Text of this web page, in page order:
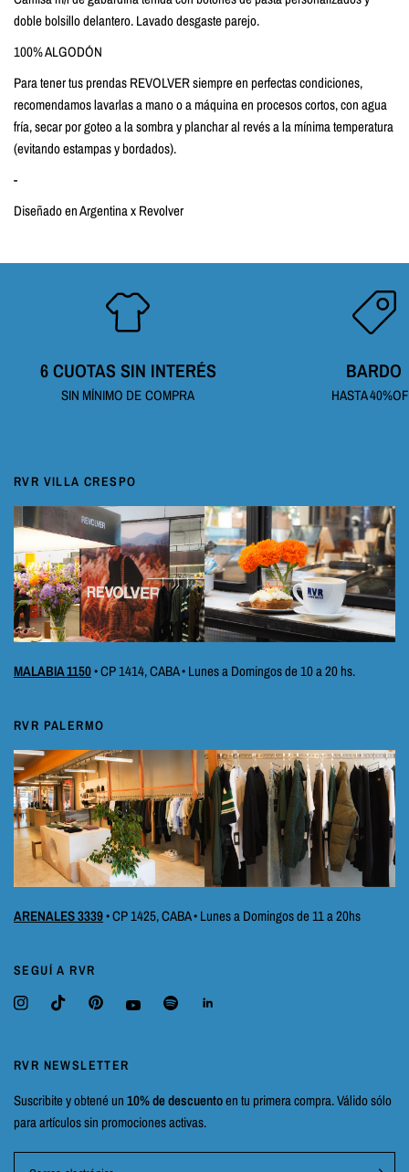
doble bolsillo delantero. Lavado desgaste parejo.
100% ALGODÓN
Para tener tus prendas REVOLVER siempre en perfectas condiciones,
recomendamos lavarlas a mano o a máquina en procesos cortos, con agua
fría, secar por goteo a la sombra y planchar al revés a la mínima temperatura
(evitando estampas y bordados).
-
Diseñado en Argentina x Revolver
6 CUOTAS SIN INTERÉS
SIN MÍNIMO DE COMPRA
BARDO
HASTA
RVR VILLA CRESPO
MALABIA 1150• CP 1414, CABA • Lunes a Domingos de 10 a 20 hs.
RVR PALERMO
ARENALES 3339• CP 1425, CABA • Lunes a Domingos de 11 a 20hs
SEGUÍ A RVR
RVR NEWSLETTER
Suscribite y obtené un10% de descuentoen tu primera compra. Válido sólo
para artículos sin promociones activas.